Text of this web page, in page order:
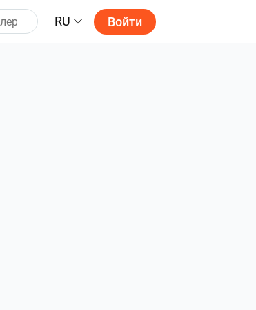
RU Войти